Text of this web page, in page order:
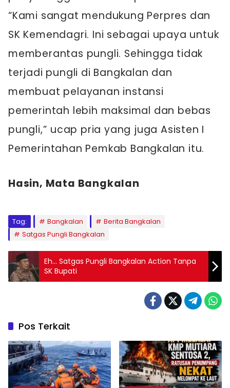
“Kami sangat mendukung Perpres dan
SK Kemendagri. Ini sebagai upaya untuk
memberantas pungli. Sehingga tidak
terjadi pungli di Bangkalan dan
membuat pelayanan instansi
pemerintah lebih maksimal dan bebas
pungli,” ucap pria yang juga Asisten I
Pemerintahan Pemkab Bangkalan itu.
Hasin, Mata Bangkalan
Tag: Bangkalan
Berita Bangkalan
Satgas Pungli Bangkalan
Eh… Satgas Pungli Bangkalan Action Tanpa
SK Bupati
Pos Terkait